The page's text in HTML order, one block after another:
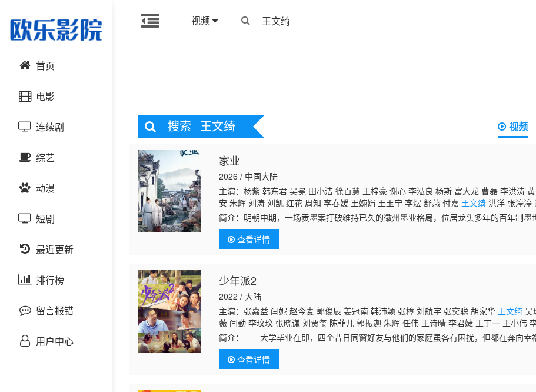
视频
首页
电影
动作片
喜剧片
爱情片
科幻片
恐怖片
剧情片
战争片
悬疑片
连续剧
国产剧
港台剧
日韩剧
欧美剧
泰国剧
综艺
大陆综艺
日韩综艺
港台综艺
欧美综艺
动漫
国产动漫
日韩动漫
欧美动漫
短剧
最近更新
排行榜
留言报错
用户中心
搜索 王文绮 视频
家业
2026 / 中国大陆
主演：杨紫 韩东君 吴冕 田小洁 徐百慧 王梓豪 谢心 李泓良 杨斯 富大龙 曹磊 李洪涛
安 朱辉 刘涛 刘凯 红花 周知 李春嫒 王婉娟 王玉宁 李煜 舒燕 付嘉 王文绮 洪洋 张渟渟
栋 刘恒甫 王学东 娜菲莎 瞿楚原
简介： 明朝中期，一场贡墨案打破维持已久的徽州墨业格局，位居龙头多年的百年制墨
墨八房被除族。时光流转，八房幺女李祯（杨紫 饰）为解决生计毅然走上制墨之路，凭
沉寂已久的徽州墨业，
查看详情
少年派2
2022 / 大陆
主演：张嘉益 闫妮 赵今麦 郭俊辰 姜冠南 韩沛颖 张樟 刘航宇 张奕聪 胡家华 王文绮 吴
薇 闫勤 李玟玟 张晓谦 刘贾玺 陈菲儿 郭振迦 朱辉 任伟 王诗晴 李君婕 王丁一 王小伟
华 杜金泽 王蓉 郝博 鞠牧锦 宋嘉 李世鹏 张伊君 邵老五 蔡冰雁 蒋林燕 王彬 马晓勇 张
轩 郑中玉 曾宥臻 李传缨 张雯 刘孜 黄曼 田小洁 杨旭
简介：
大学毕业在即，四个昔日同窗好友与他们的家庭虽各有困扰，但都在奔向幸
行。林妙妙临近毕业，在留学与择业之间举棋不定，但在父母与朋友的陪伴下，她勇往
林大为事业升级，开启社区
查看详情